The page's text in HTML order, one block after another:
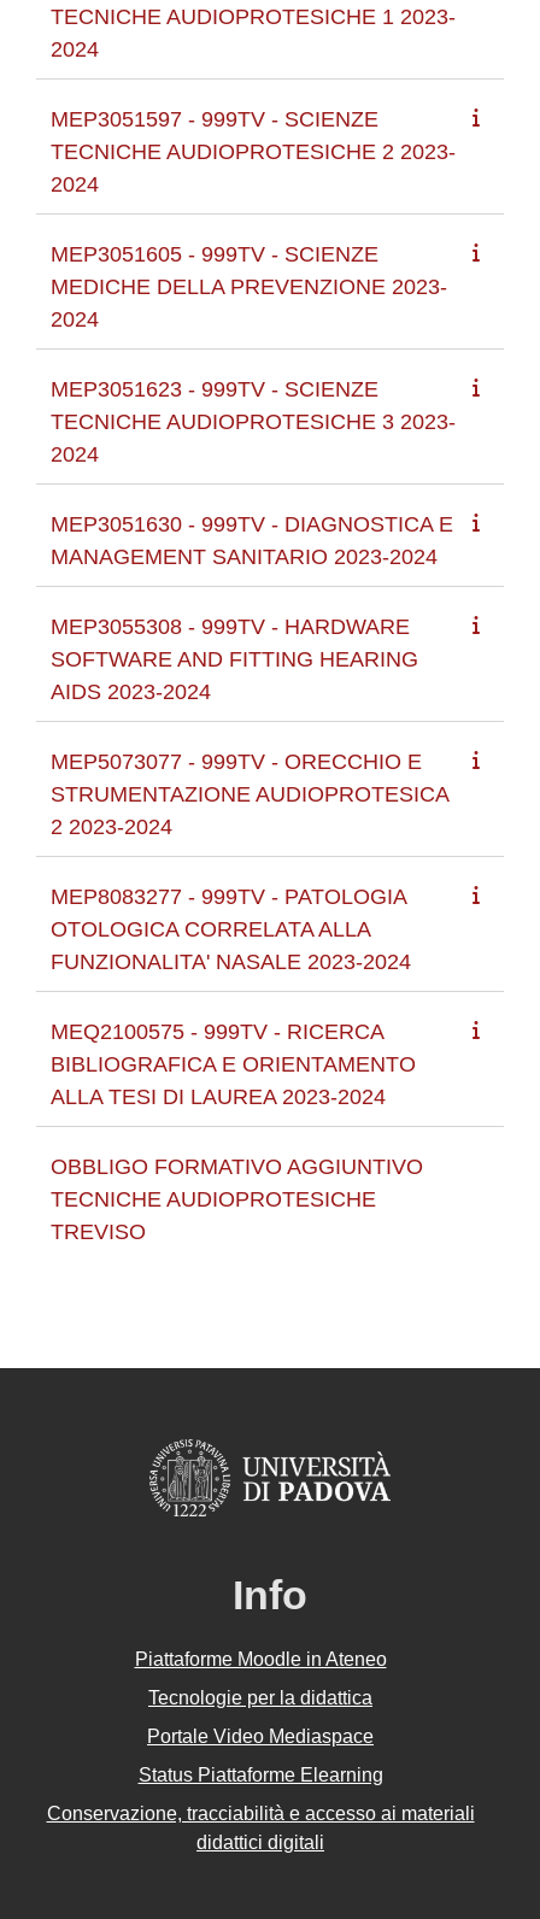
TECNICHE AUDIOPROTESICHE 1 2023-
2024
MEP3051597 - 999TV - SCIENZE
TECNICHE AUDIOPROTESICHE 2 2023-
2024
MEP3051605 - 999TV - SCIENZE
MEDICHE DELLA PREVENZIONE 2023-
2024
MEP3051623 - 999TV - SCIENZE
TECNICHE AUDIOPROTESICHE 3 2023-
2024
MEP3051630 - 999TV - DIAGNOSTICA E
MANAGEMENT SANITARIO 2023-2024
MEP3055308 - 999TV - HARDWARE
SOFTWARE AND FITTING HEARING
AIDS 2023-2024
MEP5073077 - 999TV - ORECCHIO E
STRUMENTAZIONE AUDIOPROTESICA
2 2023-2024
MEP8083277 - 999TV - PATOLOGIA
OTOLOGICA CORRELATA ALLA
FUNZIONALITA' NASALE 2023-2024
MEQ2100575 - 999TV - RICERCA
BIBLIOGRAFICA E ORIENTAMENTO
ALLA TESI DI LAUREA 2023-2024
OBBLIGO FORMATIVO AGGIUNTIVO
TECNICHE AUDIOPROTESICHE
TREVISO
Info
Piattaforme Moodle in Ateneo
Tecnologie per la didattica
Portale Video Mediaspace
Status Piattaforme Elearning
Conservazione, tracciabilità e accesso ai materiali
didattici digitali